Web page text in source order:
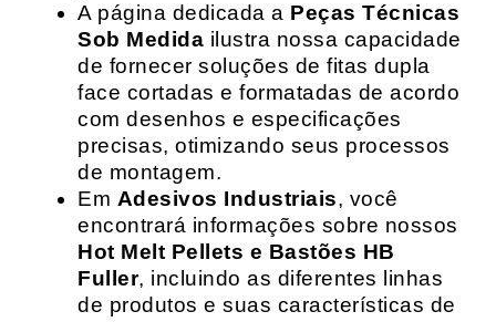
A página dedicada a Peças Técnicas
Sob Medida ilustra nossa capacidade
de fornecer soluções de fitas dupla
face cortadas e formatadas de acordo
com desenhos e especificações
precisas, otimizando seus processos
de montagem.
Em Adesivos Industriais, você
encontrará informações sobre nossos
Hot Melt Pellets e Bastões HB
Fuller, incluindo as diferentes linhas
de produtos e suas características de